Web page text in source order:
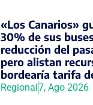
«Los Canarios»
30% de sus
reducción del
pero alistan
bordearía tarifa
Regional7, Ago 2026